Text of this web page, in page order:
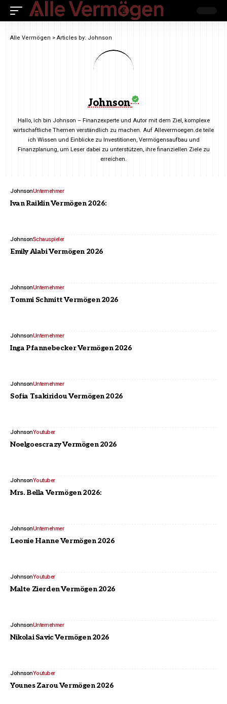
Alle Vermögen > Articles by: Johnson
Johnson
Hallo, ich bin Johnson – Finanzexperte und Autor mit dem Ziel, komplexe
wirtschaftliche Themen verständlich zu machen. Auf Allevermoegen.de teile
ich Wissen und Einblicke zu Investitionen, Vermögensaufbau und
Finanzplanung, um Leser dabei zu unterstützen, ihre finanziellen Ziele zu
erreichen.
JohnsonUnternehmer
Ivan Raiklin Vermögen 2026:
JohnsonSchauspieler
Emily Alabi Vermögen 2026
JohnsonUnternehmer
Tommi Schmitt Vermögen 2026
JohnsonUnternehmer
Inga Pfannebecker Vermögen 2026
JohnsonUnternehmer
Sofia Tsakiridou Vermögen 2026
JohnsonYoutuber
Noelgoescrazy Vermögen 2026
JohnsonYoutuber
Mrs. Bella Vermögen 2026:
JohnsonUnternehmer
Leonie Hanne Vermögen 2026
JohnsonYoutuber
Malte Zierden Vermögen 2026
JohnsonUnternehmer
Nikolai Savic Vermögen 2026
JohnsonYoutuber
Younes Zarou Vermögen 2026